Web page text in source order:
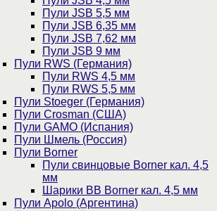
Пули JSB 5,5 мм
Пули JSB 6,35 мм
Пули JSB 7,62 мм
Пули JSB 9 мм
Пули RWS (Германия)
Пули RWS 4,5 мм
Пули RWS 5,5 мм
Пули Stoeger (Германия)
Пули Crosman (США)
Пули GAMO (Испания)
Пули Шмель (Россия)
Пули Borner
Пули свинцовые Borner кал. 4,5
мм
Шарики BB Borner кал. 4,5 мм
Пули Apolo (Аргентина)